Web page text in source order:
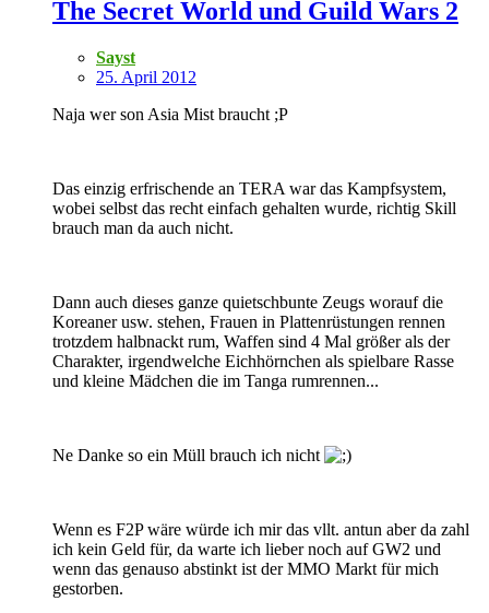
The Secret World und Guild Wars 2
Sayst
25. April 2012
Naja wer son Asia Mist braucht ;P
Das einzig erfrischende an TERA war das Kampfsystem,
wobei selbst das recht einfach gehalten wurde, richtig Skill
brauch man da auch nicht.
Dann auch dieses ganze quietschbunte Zeugs worauf die
Koreaner usw. stehen, Frauen in Plattenrüstungen rennen
trotzdem halbnackt rum, Waffen sind 4 Mal größer als der
Charakter, irgendwelche Eichhörnchen als spielbare Rasse
und kleine Mädchen die im Tanga rumrennen...
Ne Danke so ein Müll brauch ich nicht
Wenn es F2P wäre würde ich mir das vllt. antun aber da zahl
ich kein Geld für, da warte ich lieber noch auf GW2 und
wenn das genauso abstinkt ist der MMO Markt für mich
gestorben.